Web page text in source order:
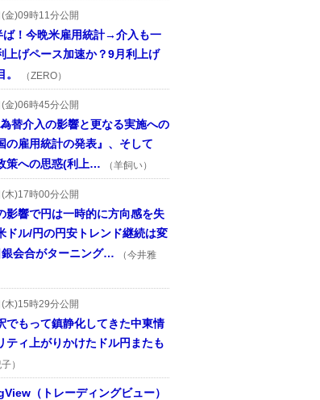
金)09時11分公開
ば！今晩米雇用統計→介入も一
上げペース加速か？9月利上げ
（ZERO）
金)06時45分公開
替介入の影響と更なる実施への
の雇用統計の発表』、そして
策への思惑(利上…
（羊飼い）
木)17時00分公開
影響で円は一時的に方向感を失
ドル/円の円安トレンド継続は変
銀会合がターニング…
（今井雅
木)15時29分公開
でもって鎮静化してきた中東情
ティ上がりかけたドル円またも
）
（トレーディングビュー）